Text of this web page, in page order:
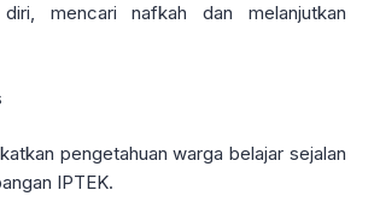
diri, mencari nafkah dan melanjutkan
pengetahuan warga belajar sejalan
IPTEK.